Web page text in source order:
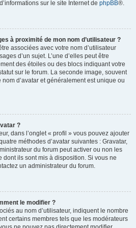
sur le site Internet de phpBB®.
à proximité de mon nom d’utilisateur ?
associées avec votre nom d’utilisateur
d’un sujet. L’une d’elles peut être
des étoiles ou des blocs indiquant votre
sur le forum. La seconde image, souvent
d’avatar et généralement est unique ou
?
dans l’onglet « profil » vous pouvez ajouter
méthodes d’avatar suivantes : Gravatar,
du forum peut activer ou non les
ils sont mis à disposition. Si vous ne
un administrateur du forum.
le modifier ?
au nom d’utilisateur, indiquent le nombre
certains membres tels que les modérateurs